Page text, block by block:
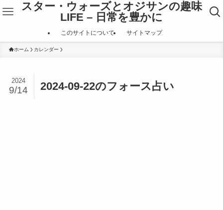
スター・ウォーズとオジサンの趣味
LIFE – 日常を豊かに
このサイトについて サイトマップ
ホーム カレンダー
2024-09-22のフォース占い
2024
9/14